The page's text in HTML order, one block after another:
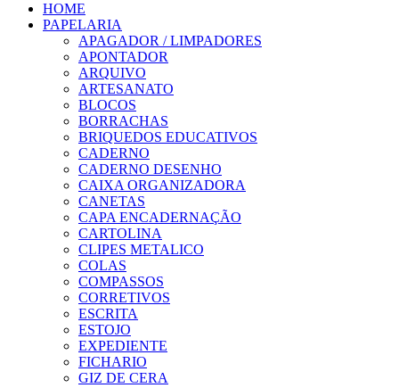
HOME
PAPELARIA
APAGADOR / LIMPADORES
APONTADOR
ARQUIVO
ARTESANATO
BLOCOS
BORRACHAS
BRIQUEDOS EDUCATIVOS
CADERNO
CADERNO DESENHO
CAIXA ORGANIZADORA
CANETAS
CAPA ENCADERNAÇÃO
CARTOLINA
CLIPES METALICO
COLAS
COMPASSOS
CORRETIVOS
ESCRITA
ESTOJO
EXPEDIENTE
FICHARIO
GIZ DE CERA